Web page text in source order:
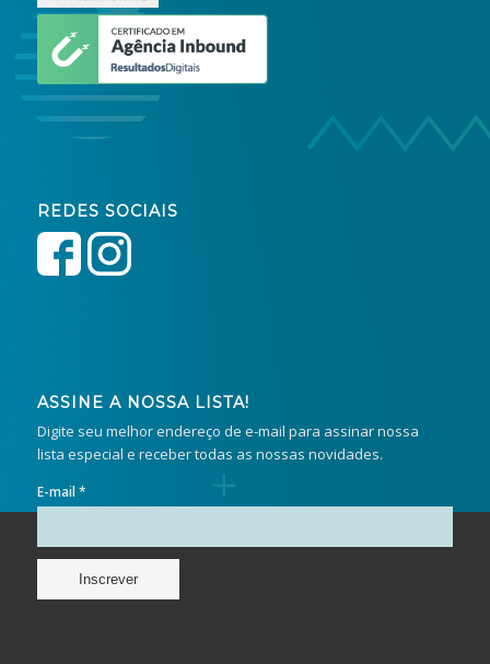
REDES SOCIAIS
ASSINE A NOSSA LISTA!
Digite seu melhor endereço de e-mail para assinar nossa
lista especial e receber todas as nossas novidades.
E-mail *